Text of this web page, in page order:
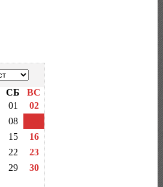
СБ
ВС
01
02
08
15
16
22
23
29
30